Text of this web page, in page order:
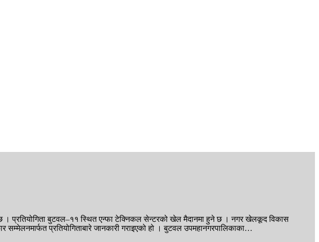
छ । प्रतियोगिता बुटवल–११ स्थित एन्फा टेक्निकल सेन्टरको खेल मैदानमा हुने छ । नगर खेलकूद विकास
प्रतियोगिताबारे जानकारी गराइएको हो । बुटवल उपमहानगरपालिकाका…